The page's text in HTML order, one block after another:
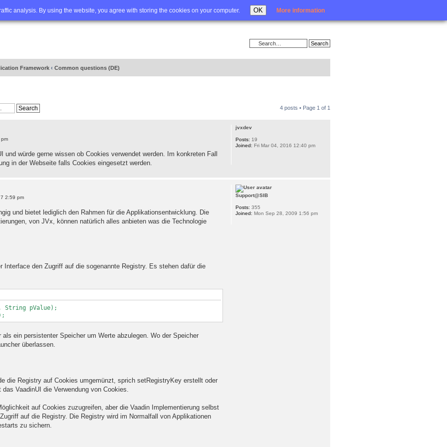
analysis. By using the website, you agree with storing the cookies on your computer. OK More information
Advanced search Login
Framework ‹ Common questions (DE)
4 posts • Page 1 of 1
und würde gerne wissen ob Cookies verwendet werden. Im konkreten Fall
in der Webseite falls Cookies eingesetzt werden.
jvxdev
Posts: 19
Joined: Fri Mar 04, 2016 12:40 pm
2:59 pm
und bietet lediglich den Rahmen für die Applikationsentwicklung. Die
von JVx, können natürlich alles anbieten was die Technologie
Interface den Zugriff auf die sogenannte Registry. Es stehen dafür die
String pValue);
ein persistenter Speicher um Werte abzulegen. Wo der Speicher
überlassen.
die Registry auf Cookies umgemünzt, sprich setRegistryKey erstellt oder
VaadinUI die Verwendung von Cookies.
auf Cookies zuzugreifen, aber die Vaadin Implementierung selbst
auf die Registry. Die Registry wird im Normalfall von Applikationen
zu sichern.
Support@SIB
Posts: 355
Joined: Mon Sep 28, 2009 1:56 pm